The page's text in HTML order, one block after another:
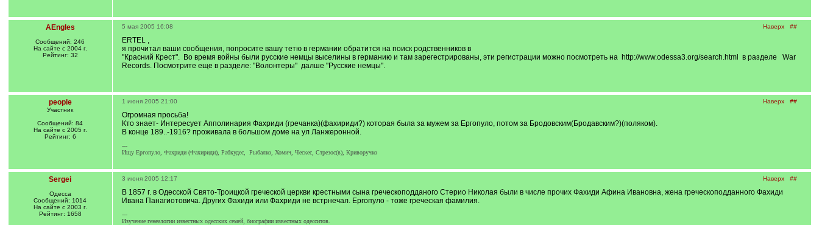
AEngles
Сообщений: 246
На сайте с 2004 г.
Рейтинг: 32
Наверх ##
5 мая 2005 16:08
ERTEL ,
я прочитал ваши сообщения, попросите вашу тетю в германии обратится на поиск родственников в
"Красний Крест". Во время войны были русские немцы высeлины в германию и там зарегестрированы, эти регистрации можно посмотреть на http://www.odessa3.org/search.html в разделе War
Records. Посмотрите еще в разделе: "Волонтеры" далше "Русские немцы".
people
Участник
Сообщений: 84
На сайте с 2005 г.
Рейтинг: 6
Наверх ##
1 июня 2005 21:00
Огромная просьба!
Кто знает- Интересует Апполинария Фахриди (гречанка)(фахириди?) которая была за мужем за Ергопуло, потом за Бродовским(Бродавским?)(поляком).
В конце 189..-1916? проживала в большом доме на ул Ланжеронной.
---
Ищу Ергопуло, Фахриди (Фахириди), Рабкудес, Рыбалко, Хомич, Ческес, Стрезос(в), Криворучко
Sergei
Одесса
Сообщений: 1014
На сайте с 2003 г.
Рейтинг: 1658
Наверх ##
3 июня 2005 12:17
В 1857 г. в Одесской Свято-Троицкой греческой церкви крестными сына греческоподданого Стерио Николая были в числе прочих Фахиди Афина Ивановна, жена греческоподданного Фахиди
Ивана Панагиотовича. Других Фахиди или Фахриди не встрнечал. Ергопуло - тоже греческая фамилия.
---
Изучение генеалогии известных одесских семей, биографии известных одесситов.